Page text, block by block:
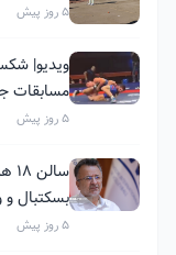
5 روز پیش
ویدیو|
مسابقات
5 روز پیش
بسکتبال و
5 روز پیش